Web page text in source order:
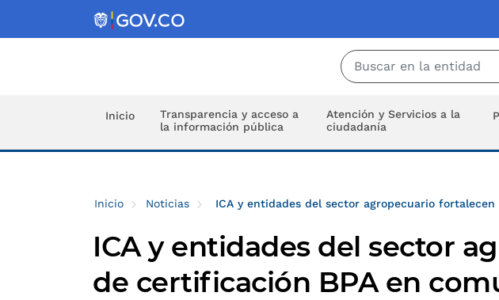
Inicio
Transparencia y acceso a
la información pública
Atención y Servicios a la
ciudadanía
Inicio Noticias ICA y entidades del sector agropecuario
ICA y entidades del sector
de certificación BPA en